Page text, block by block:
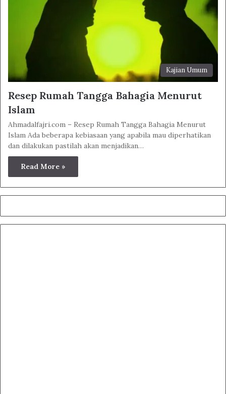
Kajian Umum
Resep Rumah Tangga Bahagia Menurut
Islam
Ahmadalfajri.com – Resep Rumah Tangga Bahagia Menurut
Islam Ada beberapa kebiasaan yang apabila mau diperhatikan
dan dilakukan pastilah akan menjadikan…
Read More »